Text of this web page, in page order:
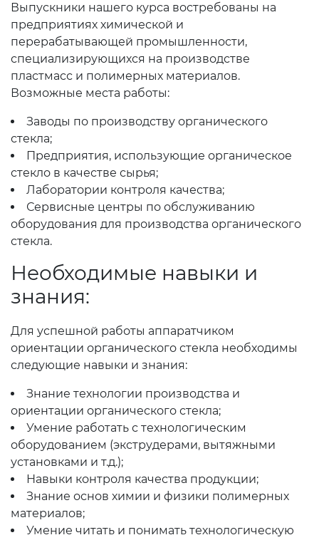
Выпускники нашего курса востребованы на
предприятиях химической и
перерабатывающей промышленности,
специализирующихся на производстве
пластмасс и полимерных материалов.
Возможные места работы:
Заводы по производству органического
стекла;
Предприятия, использующие органическое
стекло в качестве сырья;
Лаборатории контроля качества;
Сервисные центры по обслуживанию
оборудования для производства органического
стекла.
Необходимые навыки и
знания:
Для успешной работы аппаратчиком
ориентации органического стекла необходимы
следующие навыки и знания:
Знание технологии производства и
ориентации органического стекла;
Умение работать с технологическим
оборудованием (экструдерами, вытяжными
установками и т.д.);
Навыки контроля качества продукции;
Знание основ химии и физики полимерных
материалов;
Умение читать и понимать технологическую